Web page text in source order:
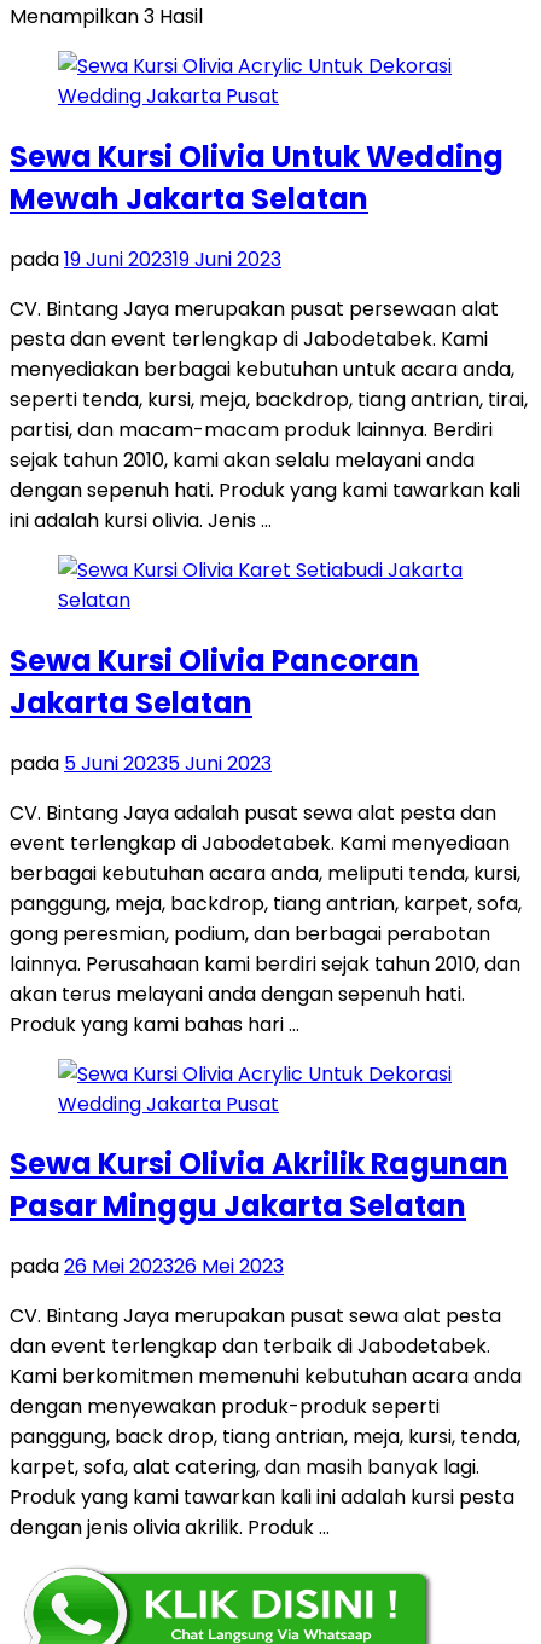
Menampilkan 3 Hasil
Sewa Kursi Olivia Untuk Wedding
Mewah Jakarta Selatan
pada19 Juni 202319 Juni 2023
CV. Bintang Jaya merupakan pusat persewaan alat
pesta dan event terlengkap di Jabodetabek. Kami
menyediakan berbagai kebutuhan untuk acara anda,
seperti tenda, kursi, meja, backdrop, tiang antrian, tirai,
partisi, dan macam-macam produk lainnya. Berdiri
sejak tahun 2010, kami akan selalu melayani anda
dengan sepenuh hati. Produk yang kami tawarkan kali
ini adalah kursi olivia. Jenis …
Sewa Kursi Olivia Pancoran
Jakarta Selatan
pada 5 Juni 20235 Juni 2023
CV. Bintang Jaya adalah pusat sewa alat pesta dan
event terlengkap di Jabodetabek. Kami menyediaan
berbagai kebutuhan acara anda, meliputi tenda, kursi,
panggung, meja, backdrop, tiang antrian, karpet, sofa,
gong peresmian, podium, dan berbagai perabotan
lainnya. Perusahaan kami berdiri sejak tahun 2010, dan
akan terus melayani anda dengan sepenuh hati.
Produk yang kami bahas hari …
Sewa Kursi Olivia Akrilik Ragunan
Pasar Minggu Jakarta Selatan
pada26 Mei 202326 Mei 2023
CV. Bintang Jaya merupakan pusat sewa alat pesta
dan event terlengkap dan terbaik di Jabodetabek.
Kami berkomitmen memenuhi kebutuhan acara anda
dengan menyewakan produk-produk seperti
panggung, back drop, tiang antrian, meja, kursi, tenda,
karpet, sofa, alat catering, dan masih banyak lagi.
Produk yang kami tawarkan kali ini adalah kursi pesta
dengan jenis olivia akrilik. Produk …